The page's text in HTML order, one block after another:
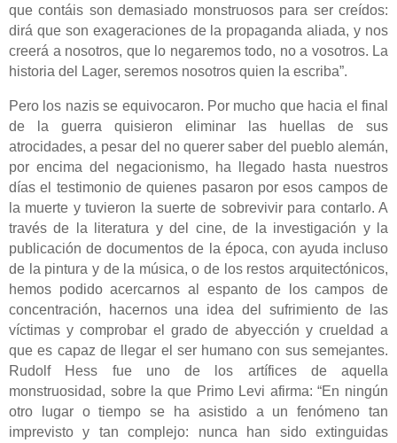
que contáis son demasiado monstruosos para ser creídos:
dirá que son exageraciones de la propaganda aliada, y nos
creerá a nosotros, que lo negaremos todo, no a vosotros. La
historia del Lager, seremos nosotros quien la escriba”.
Pero los nazis se equivocaron. Por mucho que hacia el final
de la guerra quisieron eliminar las huellas de sus
atrocidades, a pesar del no querer saber del pueblo alemán,
por encima del negacionismo, ha llegado hasta nuestros
días el testimonio de quienes pasaron por esos campos de
la muerte y tuvieron la suerte de sobrevivir para contarlo. A
través de la literatura y del cine, de la investigación y la
publicación de documentos de la época, con ayuda incluso
de la pintura y de la música, o de los restos arquitectónicos,
hemos podido acercarnos al espantode los campos de
concentración, hacernos una idea del sufrimiento de las
víctimas y comprobar el grado de abyección y crueldad a
que es capaz de llegar el ser humanocon sus semejantes.
Rudolf Hess fue uno de los artífices de aquella
monstruosidad, sobre la que Primo Levi afirma:“En ningún
otro lugar o tiempo se ha asistido a un fenómeno tan
imprevisto y tan complejo: nunca han sido extinguidas